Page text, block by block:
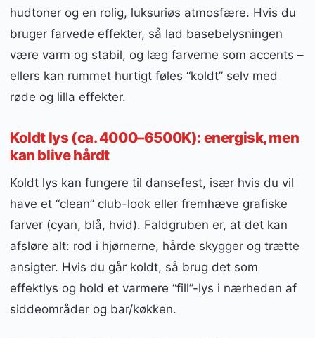
hudtoner og en rolig, luksuriøs atmosfære. Hvis du
bruger farvede effekter, så lad basebelysningen
være varm og stabil, og læg farverne som accents –
ellers kan rummet hurtigt føles “koldt” selv med
røde og lilla effekter.
Koldt lys (ca. 4000–6500K): energisk, men
kan blive hårdt
Koldt lys kan fungere til dansefest, især hvis du vil
have et “clean” club-look eller fremhæve grafiske
farver (cyan, blå, hvid). Faldgruben er, at det kan
afsløre alt: rod i hjørnerne, hårde skygger og trætte
ansigter. Hvis du går koldt, så brug det som
effektlys og hold et varmere “fill”-lys i nærheden af
siddeområder og bar/køkken.